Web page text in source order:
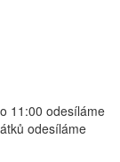
11:00 odesíláme
odesíláme